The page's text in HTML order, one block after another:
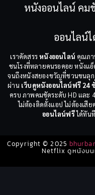
หนังออนไลน์ คม
ออนไลน์
เราคัดสรรหนังออนไลน์ คุณภา
ชนโรงที่หลายคนรอคอย หนังแ
จนถึงหนังสยองขวัญที่ชวนขนลุก
ผ่าน เว็บดูหนังออนไลน์ฟรี 24
ครบ ภาพคมชัดระดับ HD และ
ไม่ต้องติดตั้งแอป ไม่ต้องเสี
ออนไลน์ฟรีได้ทัน
Copyright © 2025
Netflix ดูหนังบน